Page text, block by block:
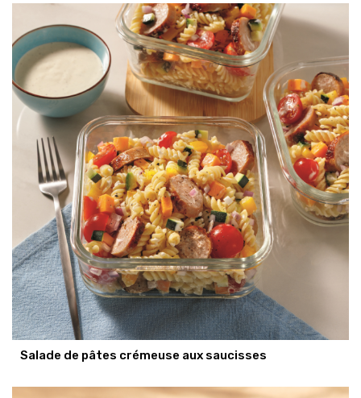
Salade de pâtes crémeuse aux saucisses